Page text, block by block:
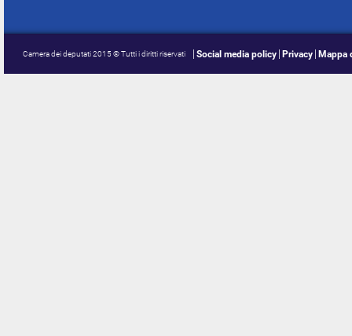
Camera dei deputati 2015 © Tutti i diritti riservati Social media policy Privacy Mappa